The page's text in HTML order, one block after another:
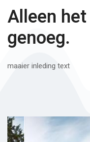
Alleen
genoeg.
maaier inleding text